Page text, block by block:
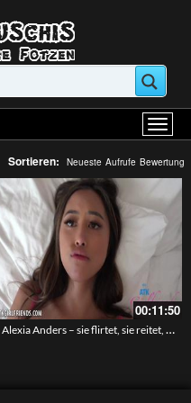
Sortieren: Neueste Aufrufe Bewertung
00:11:50
Alexia Anders – sie flirtet, sie reitet, sie will deine Ladung